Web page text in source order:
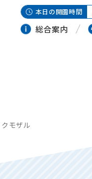
本日の開園時間
総合案内
クモザル